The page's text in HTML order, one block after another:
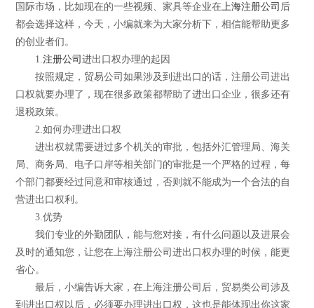
国际市场，比如现在的一些视频、家具等企业在 上海注册公司 后
都会选择这样，今天，小编就来为大家分析下，相信能帮助更多
的创业者们。
1.注册公司进出口权办理的起因
按照规定，贸易公司如果涉及到进出口的话，注册公司进出
口权就要办理了，现在很多政策都帮助了进出口企业，很多还有
退税政策。
2.如何办理进出口权
进出权就需要进过多个机关的审批，包括外汇管理局、海关
局、商务局、电子口岸等相关部门的审批是一个严格的过程，每
个部门都要经过同意和审核通过，否则就不能成为一个合法的自
营进出口权利。
3.优势
我们专业的外勤团队，能与您对接，有什么问题以及进展会
及时的通知您，让您在上海注册公司进出口权办理的时候，能更
省心。
最后，小编告诉大家，在上海注册公司后，贸易类公司涉及
到进出口权以后，必须要办理进出口权，这也是能体现出你这家